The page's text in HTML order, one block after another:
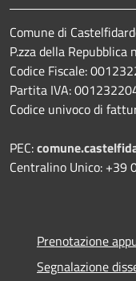
Comune di
P.zza della Repubblica
Codice Fiscale:
Partita IVA:
Codice univoco di
PEC:
Centralino Unico: +39
Prenotazione
Segnalazione